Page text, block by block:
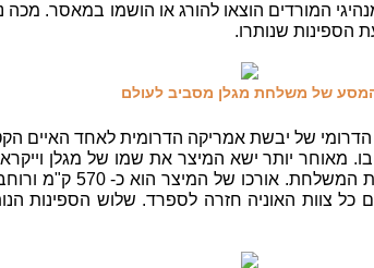
המורדים הוצאו להורג או הושמו במאסר.
הספינות שנותרו.
של משלחת מגלן מסביב לעולם
בין הקצה הדרומי של יבשת אמריקה הדרומית לאחד
מאוחר יותר ישא המיצר את שמו של מגלן
צוות האוניה חזרה לספרד. שלוש הספינות